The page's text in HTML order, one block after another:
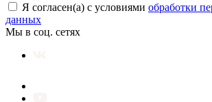
Я согласен(а) с условиями обработки
данных
Мы в соц. сетях